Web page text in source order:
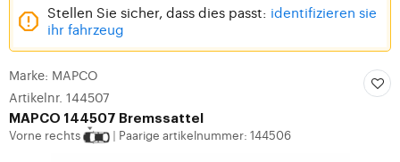
Stellen Sie sicher, dass dies passt: identifizieren sie
ihr fahrzeug
Marke: MAPCO
Artikelnr. 144507
MAPCO 144507 Bremssattel
Vorne rechts Paarige artikelnummer: 144506